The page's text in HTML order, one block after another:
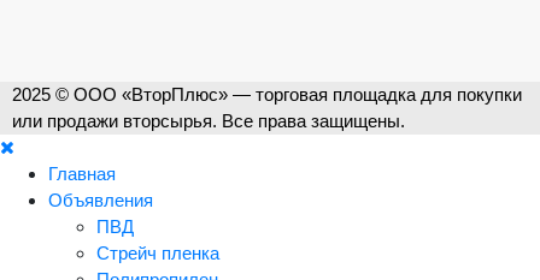
2025 © ООО «ВторПлюс» — торговая площадка для покупки
или продажи вторсырья. Все права защищены.
Главная
Объявления
ПВД
Стрейч пленка